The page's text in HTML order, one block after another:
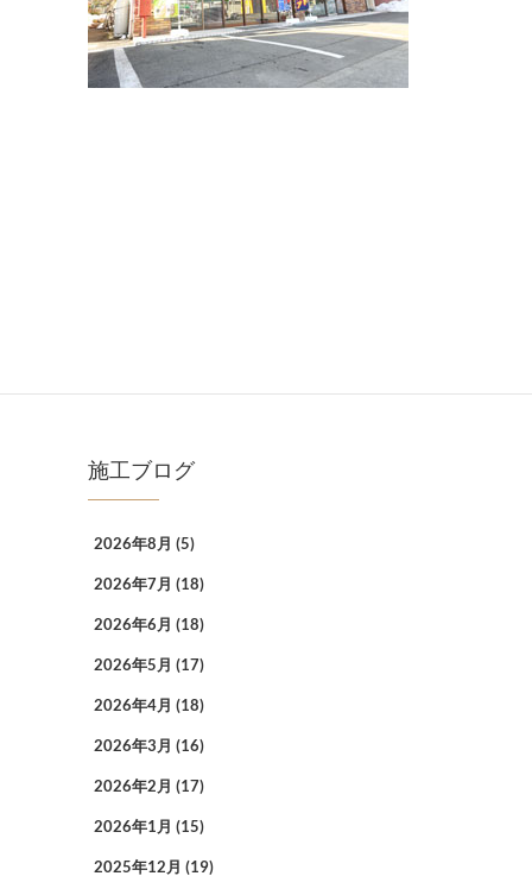
施工ブログ
2026年8月 (5)
2026年7月 (18)
2026年6月 (18)
2026年5月 (17)
2026年4月 (18)
2026年3月 (16)
2026年2月 (17)
2026年1月 (15)
2025年12月 (19)